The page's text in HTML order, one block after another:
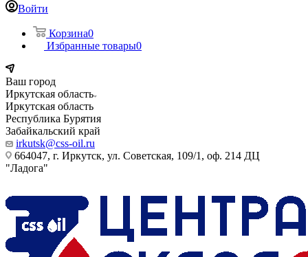
Войти
Корзина0
Избранные товары0
Ваш город
Иркутская область
Иркутская область
Республика Бурятия
Забайкальский край
irkutsk@css-oil.ru
664047, г. Иркутск, ул. Советская, 109/1, оф. 214 ДЦ
"Ладога"